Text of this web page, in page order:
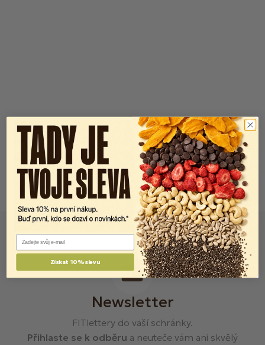
Newsletter
FITlettery do vaší schránky.
Přihlaste se k odběru a neuteče vám ani skvělý
Email
Získat 10% slevu